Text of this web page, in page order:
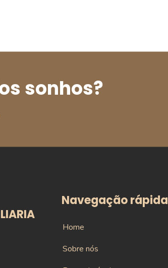
sonhos?
Navegação rápida
Home
Sobre nós